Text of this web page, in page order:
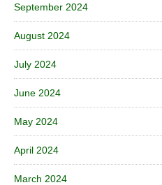
September 2024
August 2024
July 2024
June 2024
May 2024
April 2024
March 2024